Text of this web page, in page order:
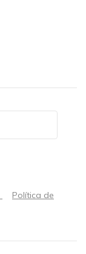
Política de